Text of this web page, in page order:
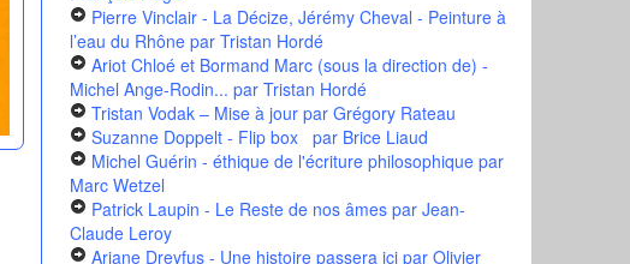
Pierre Vinclair - La Décize, Jérémy Cheval - Peinture à
l’eau du Rhônepar Tristan Hordé
Ariot Chloé et Bormand Marc (sous la direction de) -
Michel Ange-Rodin... par Tristan Hordé
Tristan Vodak – Mise à jourpar Grégory Rateau
Suzanne Doppelt - Flip box par Brice Liaud
Michel Guérin - éthique de l'écriture philosophiquepar
Marc Wetzel
Patrick Laupin - Le Reste de nos âmespar Jean-
Claude Leroy
Ariane Dreyfus - Une histoire passera icipar Olivier